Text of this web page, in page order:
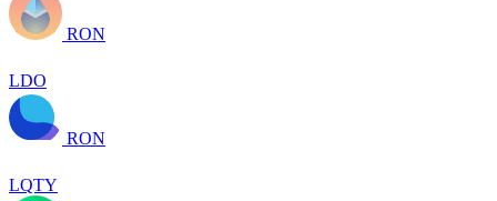
RON
LDO
RON
LQTY